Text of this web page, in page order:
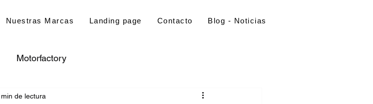
Nuestras Marcas Landing page Contacto Blog - Noticias
Motorfactory
min de lectura